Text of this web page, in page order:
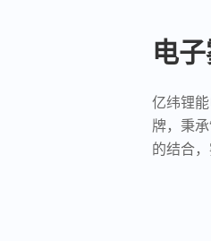
电
亿纬锂
牌，秉
的结合